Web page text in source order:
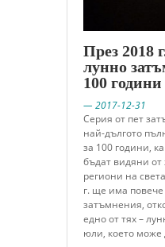
През 2018
лунно
100 години
— 2017-12-31
Серия от пет
най-дългото
за 100 години,
бъдат видяни
региони на
г. ще има
затъмнения,
едно от тях –
юли, което може